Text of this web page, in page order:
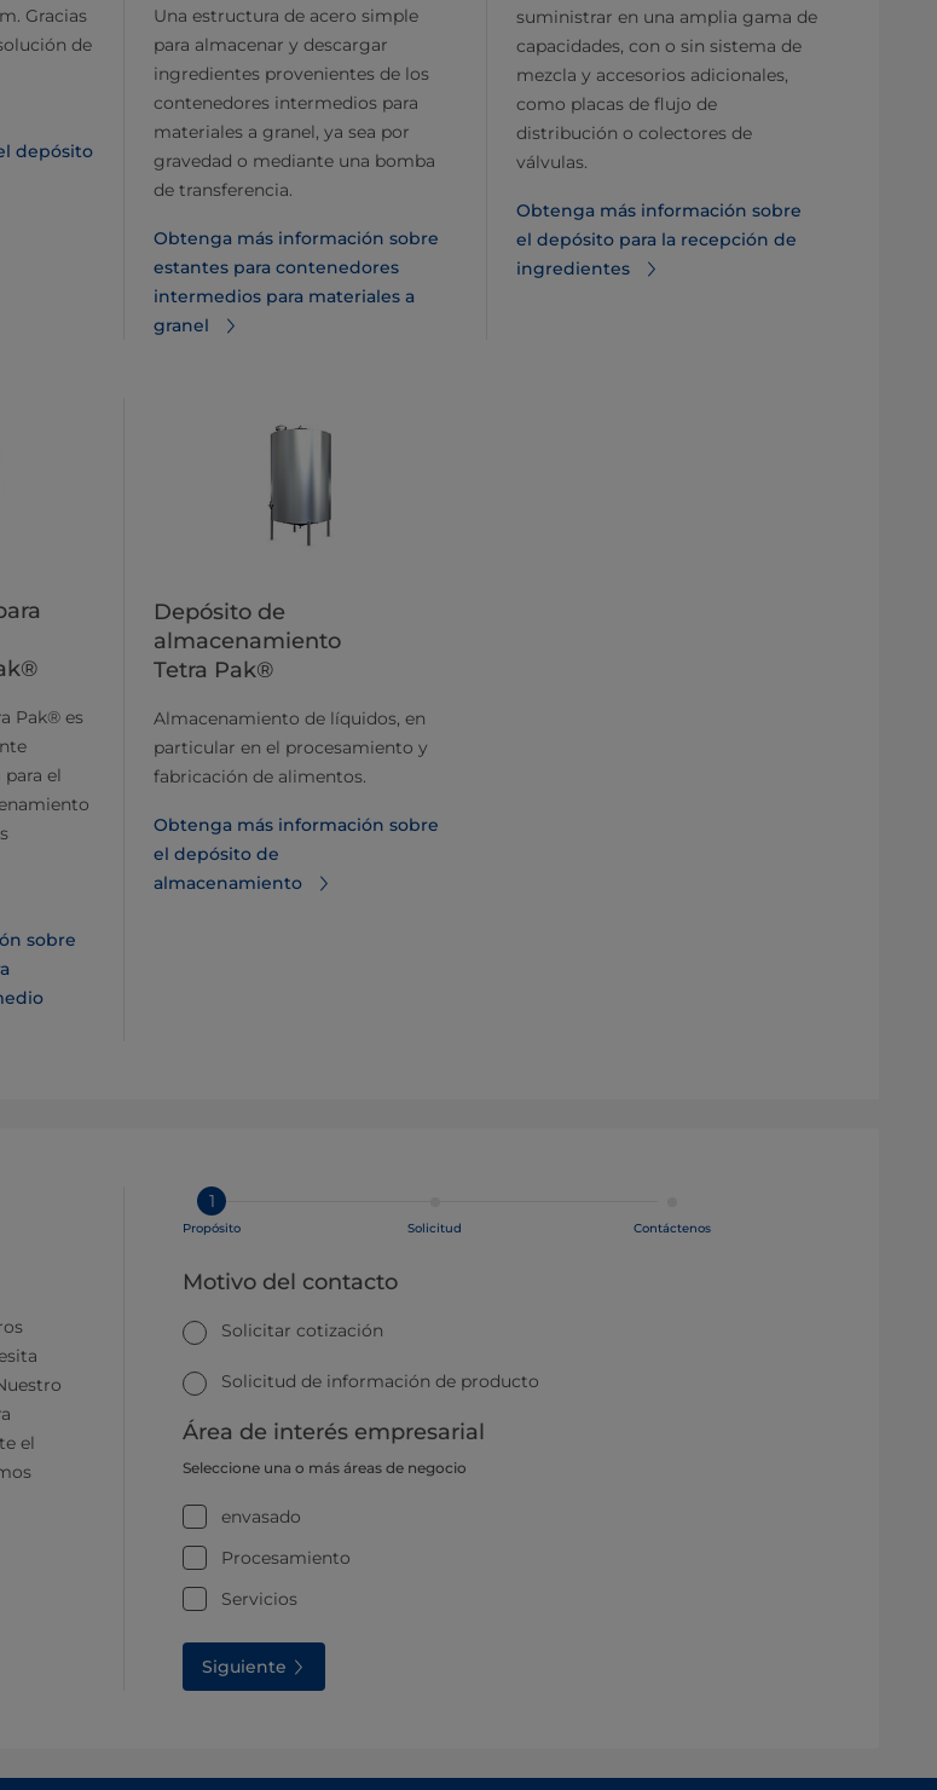
Gracias
de
depósito
Una estructura de acero simple
para almacenar y descargar
ingredientes provenientes de los
contenedores intermedios para
materiales a granel, ya sea por
gravedad o mediante una bomba
de transferencia.
Obtenga más información sobre
estantes para contenedores
intermedios para materiales a
granel
suministrar en una amplia gama de
capacidades, con o sin sistema de
mezcla y accesorios adicionales,
como placas de flujo de
distribución o colectores de
válvulas.
Obtenga más información sobre
el depósito para la recepción de
ingredientes
Pak® es
el
sobre
Depósito de
almacenamiento
Tetra Pak®
Almacenamiento de líquidos, en
particular en el procesamiento y
fabricación de alimentos.
Obtenga más información sobre
el depósito de
almacenamiento
el
1
Propósito Solicitud Contáctenos
Motivo del contacto
Solicitar cotización
Solicitud de información de producto
Área de interés empresarial
Seleccione una o más áreas de negocio
envasado
Procesamiento
Servicios
Siguiente